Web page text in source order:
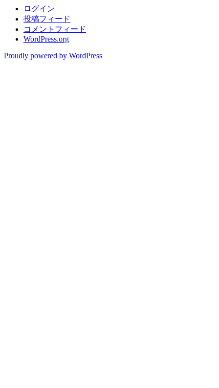
ログイン
投稿フィード
コメントフィード
WordPress.org
Proudly powered by WordPress